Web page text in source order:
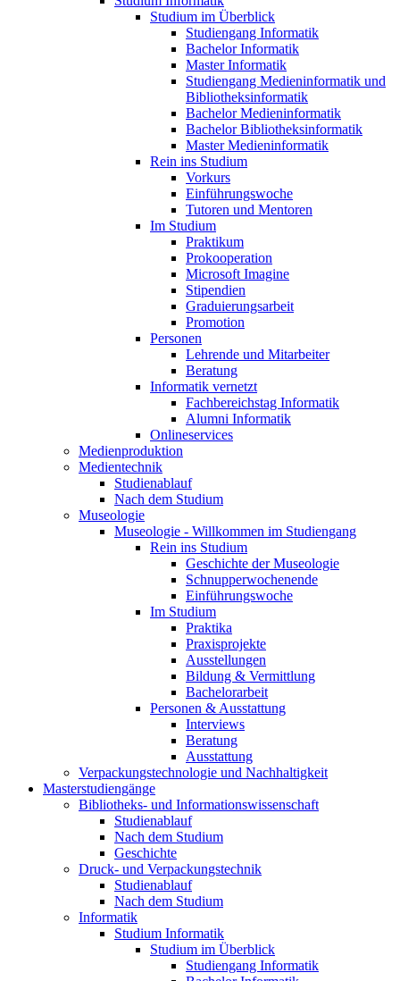
Studium im Überblick
Studiengang Informatik
Bachelor Informatik
Master Informatik
Studiengang Medieninformatik und
Bibliotheksinformatik
Bachelor Medieninformatik
Bachelor Bibliotheksinformatik
Master Medieninformatik
Rein ins Studium
Vorkurs
Einführungswoche
Tutoren und Mentoren
Im Studium
Praktikum
Prokooperation
Microsoft Imagine
Stipendien
Graduierungsarbeit
Promotion
Personen
Lehrende und Mitarbeiter
Beratung
Informatik vernetzt
Fachbereichstag Informatik
Alumni Informatik
Onlineservices
Medienproduktion
Medientechnik
Studienablauf
Nach dem Studium
Museologie
Museologie - Willkommen im Studiengang
Rein ins Studium
Geschichte der Museologie
Schnupperwochenende
Einführungswoche
Im Studium
Praktika
Praxisprojekte
Ausstellungen
Bildung & Vermittlung
Bachelorarbeit
Personen & Ausstattung
Interviews
Beratung
Ausstattung
Verpackungstechnologie und Nachhaltigkeit
Masterstudiengänge
Bibliotheks- und Informationswissenschaft
Studienablauf
Nach dem Studium
Geschichte
Druck- und Verpackungstechnik
Studienablauf
Nach dem Studium
Informatik
Studium Informatik
Studium im Überblick
Studiengang Informatik